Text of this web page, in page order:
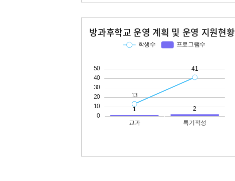
방과후학교 운영 계획 및 운영 지원현황